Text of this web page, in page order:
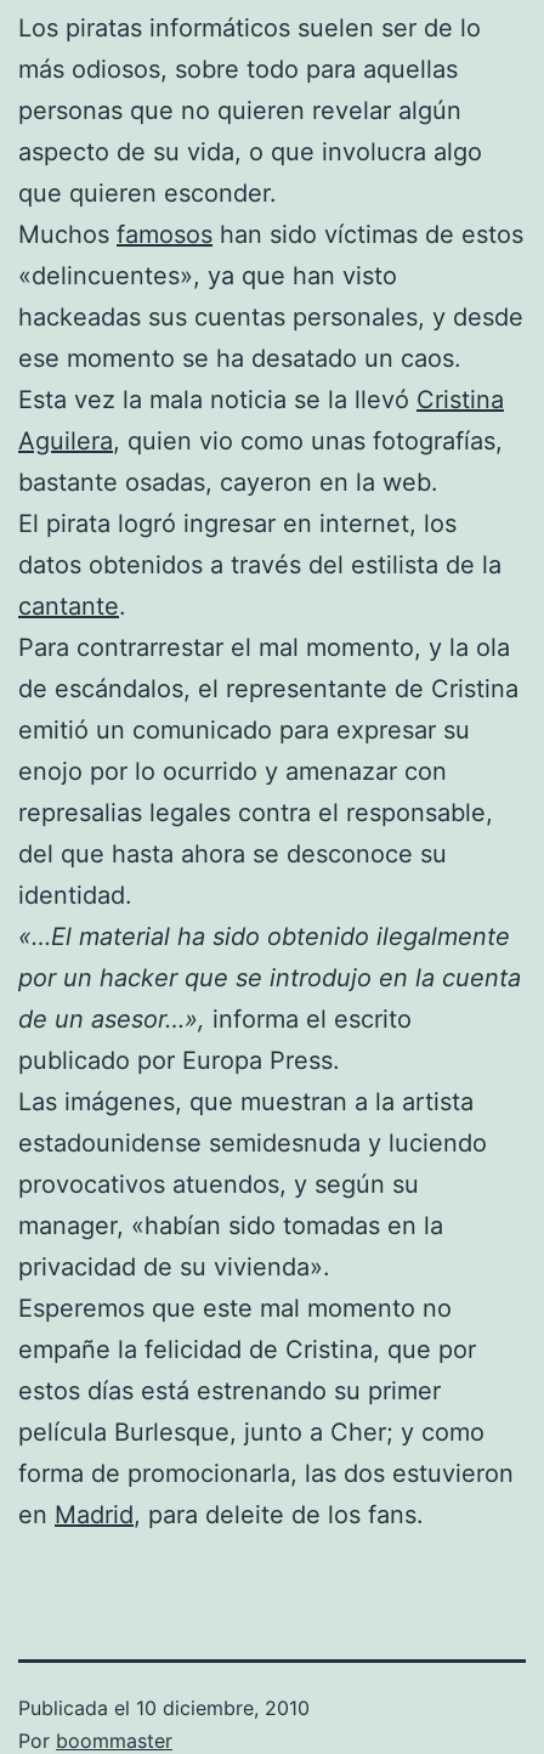
Los piratas informáticos suelen ser de lo
más odiosos, sobre todo para aquellas
personas que no quieren revelar algún
aspecto de su vida, o que involucra algo
que quieren esconder.
Muchos famosos han sido víctimas de estos
«delincuentes», ya que han visto
hackeadas sus cuentas personales, y desde
ese momento se ha desatado un caos.
Esta vez la mala noticia se la llevó Cristina
Aguilera, quien vio como unas fotografías,
bastante osadas, cayeron en la web.
El pirata logró ingresar en internet, los
datos obtenidos a través del estilista de la
cantante.
Para contrarrestar el mal momento, y la ola
de escándalos, el representante de Cristina
emitió un comunicado para expresar su
enojo por lo ocurrido y amenazar con
represalias legales contra el responsable,
del que hasta ahora se desconoce su
identidad.
«…El material ha sido obtenido ilegalmente
por un hacker que se introdujo en la cuenta
de un asesor…», informa el escrito
publicado por Europa Press.
Las imágenes, que muestran a la artista
estadounidense semidesnuda y luciendo
provocativos atuendos, y según su
manager, «habían sido tomadas en la
privacidad de su vivienda».
Esperemos que este mal momento no
empañe la felicidad de Cristina, que por
estos días está estrenando su primer
película Burlesque, junto a Cher; y como
forma de promocionarla, las dos estuvieron
en Madrid, para deleite de los fans.
Publicada el 10 diciembre, 2010
Por boommaster